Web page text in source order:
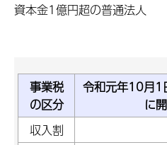
資本金1億円超の普通法人
事業税
の区分
令和元年10月1
に
収入割